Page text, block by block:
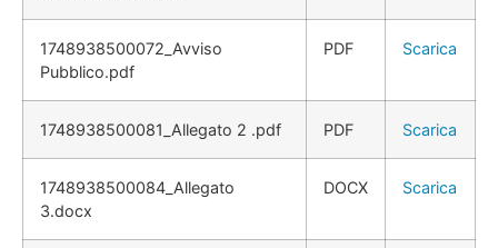
1748938500072_Avviso
Pubblico.pdf
PDF Scarica
1748938500081_Allegato 2 .pdf PDF Scarica
1748938500084_Allegato
3.docx
DOCX Scarica